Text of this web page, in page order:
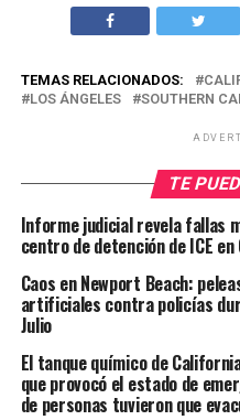
TEMAS RELACIONADOS:
LOS ÁNGELES
SOUTHERN
TE
Informe judicial revela fallas
centro de detención de ICE
Caos en Newport Beach:
artificiales contra policías
Julio
El tanque químico de
que provocó el estado de
de personas tuvieron que